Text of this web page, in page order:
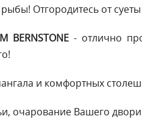
Отгородитесь от
BERNSTONE- отлично
и комфортных
очарование Вашего